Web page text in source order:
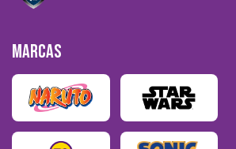
MARCAS